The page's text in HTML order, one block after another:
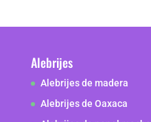
Alebrijes
Alebrijes de madera
Alebrijes de Oaxaca